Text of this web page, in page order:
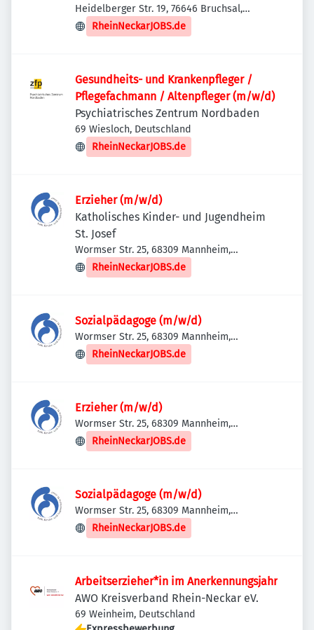
Heidelberger Str. 19, 76646 Bruchsal,
Deutschland
RheinNeckarJOBS.de
Gesundheits- und Krankenpfleger /
Pflegefachmann / Altenpfleger (m/w/d)
Psychiatrisches Zentrum Nordbaden
69 Wiesloch, Deutschland
RheinNeckarJOBS.de
Erzieher (m/w/d)
Katholisches Kinder- und Jugendheim
St. Josef
Wormser Str. 25, 68309 Mannheim,
Deutschland
RheinNeckarJOBS.de
Sozialpädagoge (m/w/d)
Wormser Str. 25, 68309 Mannheim,
Deutschland
RheinNeckarJOBS.de
Erzieher (m/w/d)
Wormser Str. 25, 68309 Mannheim,
Deutschland
RheinNeckarJOBS.de
Sozialpädagoge (m/w/d)
Wormser Str. 25, 68309 Mannheim,
Deutschland
RheinNeckarJOBS.de
Arbeitserzieher*in im Anerkennungsjahr
AWO Kreisverband Rhein-Neckar eV.
69 Weinheim, Deutschland